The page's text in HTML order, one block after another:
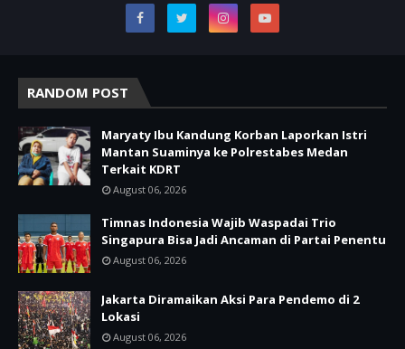
RANDOM POST
Maryaty Ibu Kandung Korban Laporkan Istri
Mantan Suaminya ke Polrestabes Medan
Terkait KDRT
August 06, 2026
Timnas Indonesia Wajib Waspadai Trio
Singapura Bisa Jadi Ancaman di Partai Penentu
August 06, 2026
Jakarta Diramaikan Aksi Para Pendemo di 2
Lokasi
August 06, 2026